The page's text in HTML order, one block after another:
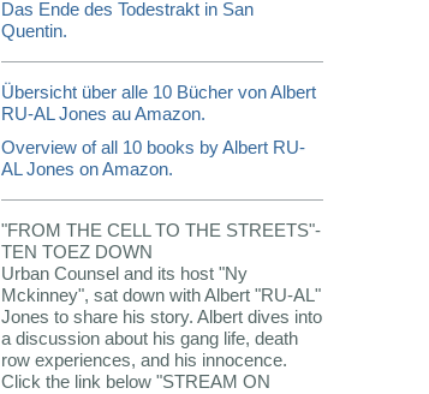
Das Ende des Todestrakt in San
Quentin.
Übersicht über alle 10 Bücher von Albert
RU-AL Jones au Amazon.
Overview of all 10 books by Albert RU-
AL Jones on Amazon.
"FROM THE CELL TO THE STREETS"-
TEN TOEZ DOWN
Urban Counsel and its host "Ny
Mckinney", sat down with Albert "RU-AL"
Jones to share his story. Albert dives into
a discussion about his gang life, death
row experiences, and his innocence.
Click the link below "STREAM ON